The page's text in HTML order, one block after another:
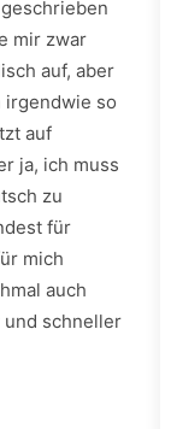
mir zwar
auf, aber
irgendwie so
auf
ja, ich muss
zu
für
mich
auch
schneller